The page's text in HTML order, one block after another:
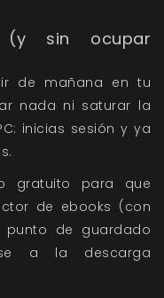
(y sin ocupar
de mañana en tu
nada ni saturar la
inicias sesión y ya
gratuito para que
de ebooks (con
punto de guardado
a la descarga